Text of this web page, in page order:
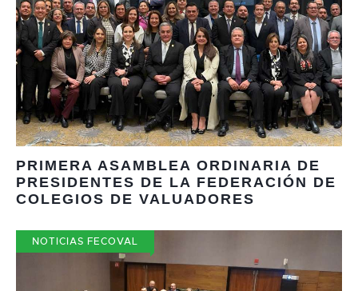
PRIMERA ASAMBLEA ORDINARIA DE
PRESIDENTES DE LA FEDERACIÓN DE
COLEGIOS DE VALUADORES
NOTICIAS FECOVAL